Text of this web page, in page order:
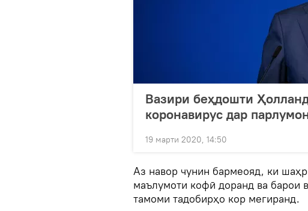
Вазири беҳдошти
коронавирус дар
19 марти 2020, 14:50
Аз навор чунин бармеояд, ки
маълумоти кофӣ доранд ва барои
тамоми тадобирҳо кор мегиранд.